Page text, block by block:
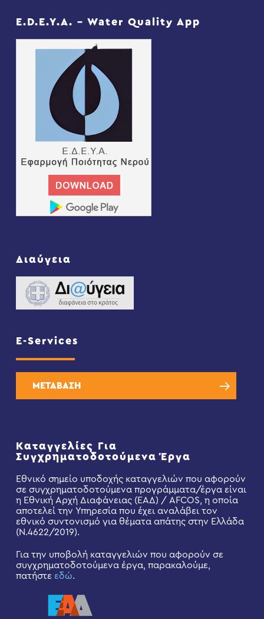
E.D.E.Y.A. – Water Quality App
Διαύγεια
E-Services
ΜΕΤΑΒΑΣΗ
Καταγγελίες Για
Συγχρηματοδοτούμενα Έργα
Εθνικό σημείο υποδοχής καταγγελιών που αφορούν
σε συγχρηματοδοτούμενα προγράμματα/έργα είναι
η Εθνική Αρχή Διαφάνειας (ΕΑΔ) / AFCOS, η οποία
αποτελεί την Υπηρεσία που έχει αναλάβει τον
εθνικό συντονισμό για θέματα απάτης στην Ελλάδα
(Ν.4622/2019).
Για την υποβολή καταγγελιών που αφορούν σε
συγχρηματοδοτούμενα έργα, παρακαλούμε,
πατήστε εδώ.